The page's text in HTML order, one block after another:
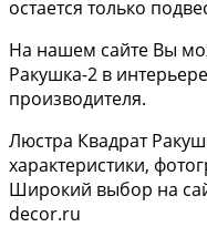
остается только
На нашем сайте Вы
Ракушка-2 в
производителя.
Люстра Квадрат
характеристики,
Широкий выбор на
decor.ru